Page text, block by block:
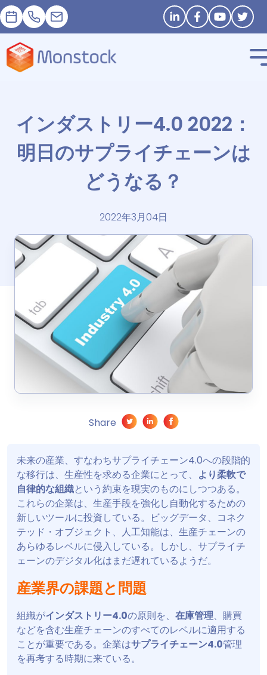
予約 +33 1 83 62 25 41
contact@monstock.net Stay in touch
インダストリー4.0 2022：
明日のサプライチェーンは
どうなる？
2022年3月04日
Share
未来の産業、すなわちサプライチェーン4.0への段階的
な移行は、生産性を求める企業にとって、 より柔軟で
自律的な組織という約束を現実のものにしつつある。
これらの企業は、生産手段を強化し自動化するための
新しいツールに投資している。ビッグデータ、コネク
テッド・オブジェクト、人工知能は、生産チェーンの
あらゆるレベルに侵入している。しかし、サプライチ
ェーンのデジタル化はまだ遅れているようだ。
産業界の課題と問題
組織がインダストリー4.0の原則を、 在庫管理、購買
などを含む生産チェーンのすべてのレベルに適用する
ことが重要である。企業はサプライチェーン4.0管理
を再考する時期に来ている。